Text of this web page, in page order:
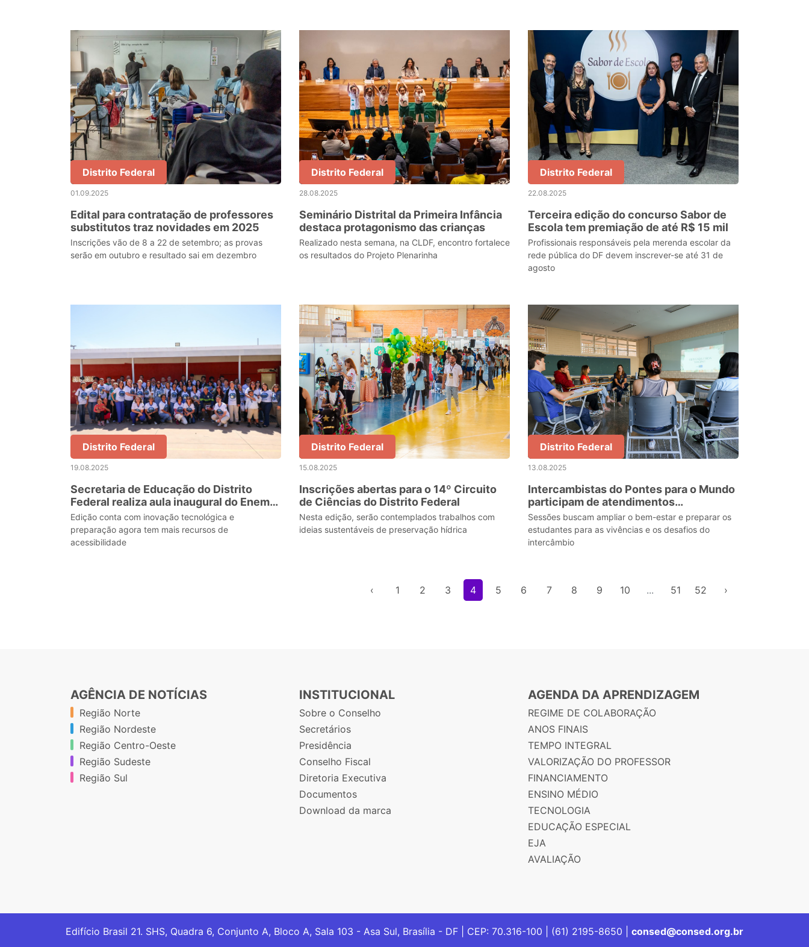
Distrito Federal
01.09.2025
Edital para contratação de professores
substitutos traz novidades em 2025
Inscrições vão de 8 a 22 de setembro; as provas
serão em outubro e resultado sai em dezembro
Distrito Federal
28.08.2025
Seminário Distrital da Primeira Infância
destaca protagonismo das crianças
Realizado nesta semana, na CLDF, encontro fortalece
os resultados do Projeto Plenarinha
Distrito Federal
22.08.2025
Terceira edição do concurso Sabor de
Escola tem premiação de até R$ 15 mil
Profissionais responsáveis pela merenda escolar da
rede pública do DF devem inscrever-se até 31 de
agosto
Distrito Federal
19.08.2025
Secretaria de Educação do Distrito
Federal realiza aula inaugural do Enem
Inclusivo e Especial 2025
Edição conta com inovação tecnológica e
preparação agora tem mais recursos de
acessibilidade
Distrito Federal
15.08.2025
Inscrições abertas para o 14º Circuito
de Ciências do Distrito Federal
Nesta edição, serão contemplados trabalhos com
ideias sustentáveis de preservação hídrica
Distrito Federal
13.08.2025
Intercambistas do Pontes para o Mundo
participam de atendimentos
psicológicos
Sessões buscam ampliar o bem-estar e preparar os
estudantes para as vivências e os desafios do
intercâmbio
‹ 1 2 3 4 5 6 7 8 9 10 ... 51 52 ›
AGÊNCIA DE NOTÍCIAS
Região Norte
Região Nordeste
Região Centro-Oeste
Região Sudeste
Região Sul
INSTITUCIONAL
Sobre o Conselho
Secretários
Presidência
Conselho Fiscal
Diretoria Executiva
Documentos
Download da marca
AGENDA DA APRENDIZAGEM
REGIME DE COLABORAÇÃO
ANOS FINAIS
TEMPO INTEGRAL
VALORIZAÇÃO DO PROFESSOR
FINANCIAMENTO
ENSINO MÉDIO
TECNOLOGIA
EDUCAÇÃO ESPECIAL
EJA
AVALIAÇÃO
Edifício Brasil 21. SHS, Quadra 6, Conjunto A, Bloco A, Sala 103 - Asa Sul, Brasília - DF | CEP: 70.316-100 | (61) 2195-8650 | consed@consed.org.br